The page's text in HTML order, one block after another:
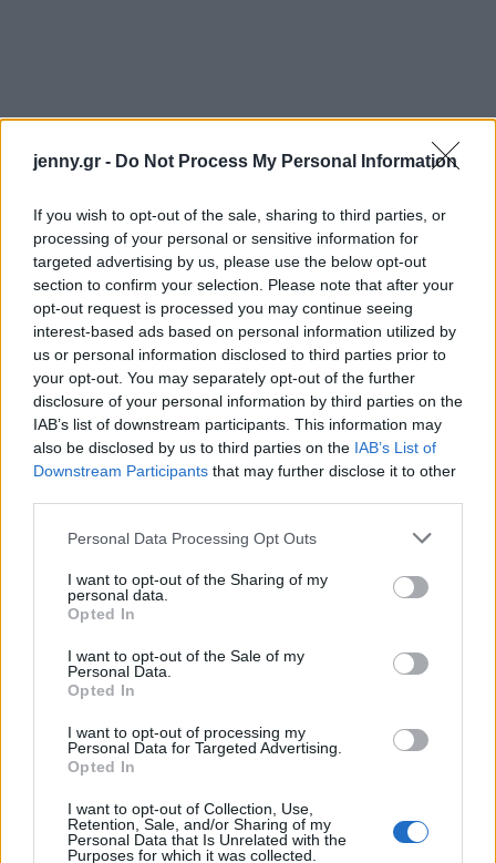
jenny.gr - Do Not Process My Personal Information
If you wish to opt-out of the sale, sharing to third parties, or
processing of your personal or sensitive information for
targeted advertising by us, please use the below opt-out
section to confirm your selection. Please note that after your
opt-out request is processed you may continue seeing
interest-based ads based on personal information utilized by
us or personal information disclosed to third parties prior to
your opt-out. You may separately opt-out of the further
disclosure of your personal information by third parties on the
IAB’s list of downstream participants. This information may
also be disclosed by us to third parties on the IAB’s List of
Downstream Participants that may further disclose it to other
Please note that this website/app uses one or more Google
not limited to your visit or usage behaviour. You may click to
grant or deny consent to Google and its third-party tags to
use your data for below specified purposes in below Google
consent section.
Personal Data Processing Opt Outs
I want to opt-out of the Sharing of my
personal data.
Opted In
I want to opt-out of the Sale of my
Personal Data.
Opted In
I want to opt-out of processing my
Personal Data for Targeted Advertising.
Opted In
I want to opt-out of Collection, Use,
Retention, Sale, and/or Sharing of my
Personal Data that Is Unrelated with the
Purposes for which it was collected.
Αλάτι, πιπέρι
Εκτέλεση
Κόβουμε τη μοτσαρέλα κύβους και ύστερα
ψιλοκόβουμε το κρεμμύδι. Σε ένα τηγάνι
ζεσταίνουμε λίγο λάδι και σοτάρουμε το κρεμμύδι.
και σιγά σιγά προσθέτουμε το ζωμό. Συνεχίζουμε
το μαγείρεμα, ενώ καθαρίζουμε και κόβουμε σε
φέτες τα μανιτάρια.